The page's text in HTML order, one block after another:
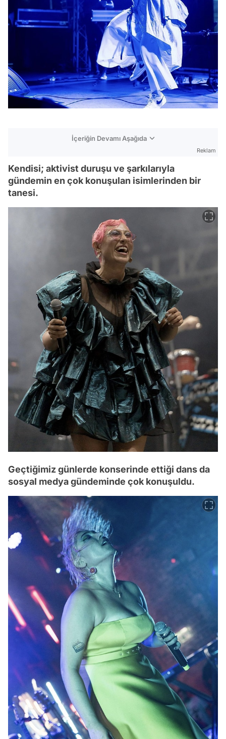
İçeriğin Devamı Aşağıda
Reklam
Kendisi; aktivist duruşu ve şarkılarıyla
gündemin en çok konuşulan isimlerinden bir
tanesi.
Geçtiğimiz günlerde konserinde ettiği dans da
sosyal medya gündeminde çok konuşuldu.